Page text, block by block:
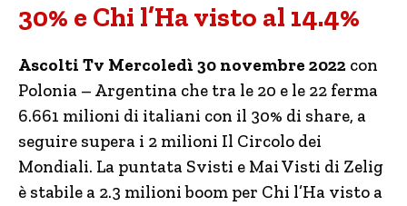
30% e Chi l’Ha visto al 14.4%
Ascolti Tv Mercoledì 30 novembre 2022 con
Polonia – Argentina che tra le 20 e le 22 ferma
6.661 milioni di italiani con il 30% di share, a
seguire supera i 2 milioni Il Circolo dei
Mondiali. La puntata Svisti e Mai Visti di Zelig
è stabile a 2.3 milioni boom per Chi l’Ha visto a